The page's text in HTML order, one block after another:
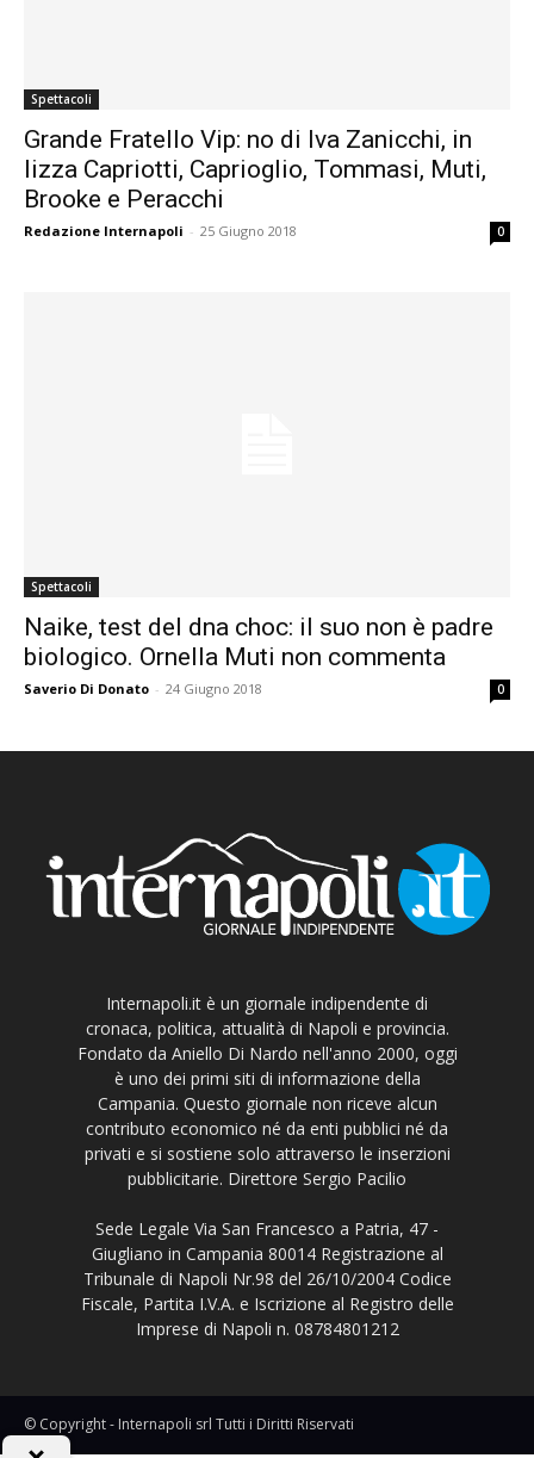
Spettacoli
Grande Fratello Vip: no di Iva Zanicchi, in
lizza Capriotti, Caprioglio, Tommasi, Muti,
Brooke e Peracchi
Redazione Internapoli - 25 Giugno 2018 0
Spettacoli
Naike, test del dna choc: il suo non è padre
biologico. Ornella Muti non commenta
Saverio Di Donato - 24 Giugno 2018 0
Internapoli.it è un giornale indipendente di
cronaca, politica, attualità di Napoli e provincia.
Fondato da Aniello Di Nardo nell'anno 2000, oggi
è uno dei primi siti di informazione della
Campania. Questo giornale non riceve alcun
contributo economico né da enti pubblici né da
privati e si sostiene solo attraverso le inserzioni
pubblicitarie. Direttore Sergio Pacilio
Sede Legale Via San Francesco a Patria, 47 -
Giugliano in Campania 80014 Registrazione al
Tribunale di Napoli Nr.98 del 26/10/2004 Codice
Fiscale, Partita I.V.A. e Iscrizione al Registro delle
Imprese di Napoli n. 08784801212
© Copyright - Internapoli srl Tutti i Diritti Riservati